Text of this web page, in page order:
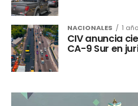
NACIONALES 1
CIV anuncia
CA-9 Sur en